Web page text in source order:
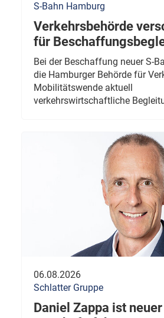
S-Bahn Hamburg
Verkehrsbehörde
für
Bei der Beschaffung neuer S-
die Hamburger Behörde für
Mobilitätswende aktuell
verkehrswirtschaftliche
06.08.2026
Schlatter Gruppe
Daniel Zappa ist neuer